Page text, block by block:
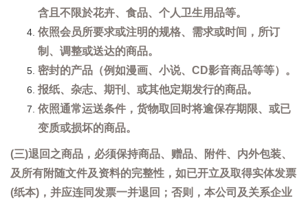
含且不限於花卉、食品、个人卫生用品等。
依照会员所要求或注明的规格、需求或时间，所订
制、调整或送达的商品。
密封的产品（例如漫画、小说、CD影音商品等等）。
报纸、杂志、期刊、或其他定期发行的商品。
依照通常运送条件，货物取回时将逾保存期限、或已
变质或损坏的商品。
(三)退回之商品，必须保持商品、赠品、附件、内外包装、
及所有附随文件及资料的完整性，如已开立及取得实体发票
(纸本)，并应连同发票一并退回；否则，本公司及关系企业